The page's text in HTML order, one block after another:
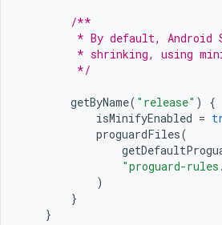
/**
* By default, Android
* shrinking, using
         */
getByName( "release" )
{
isMinifyEnabled =
proguardFiles(
"proguard-
)
}
}